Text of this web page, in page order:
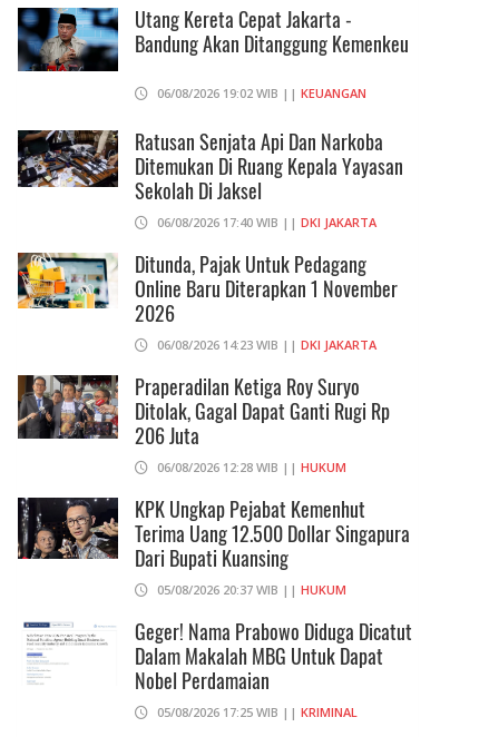
Utang Kereta Cepat Jakarta -
Bandung Akan Ditanggung Kemenkeu
06/08/2026 19:02 WIB || KEUANGAN
Ratusan Senjata Api Dan Narkoba
Ditemukan Di Ruang Kepala Yayasan
Sekolah Di Jaksel
06/08/2026 17:40 WIB || DKI JAKARTA
Ditunda, Pajak Untuk Pedagang
Online Baru Diterapkan 1 November
2026
06/08/2026 14:23 WIB || DKI JAKARTA
Praperadilan Ketiga Roy Suryo
Ditolak, Gagal Dapat Ganti Rugi Rp
206 Juta
06/08/2026 12:28 WIB || HUKUM
KPK Ungkap Pejabat Kemenhut
Terima Uang 12.500 Dollar Singapura
Dari Bupati Kuansing
05/08/2026 20:37 WIB || HUKUM
Geger! Nama Prabowo Diduga Dicatut
Dalam Makalah MBG Untuk Dapat
Nobel Perdamaian
05/08/2026 17:25 WIB || KRIMINAL